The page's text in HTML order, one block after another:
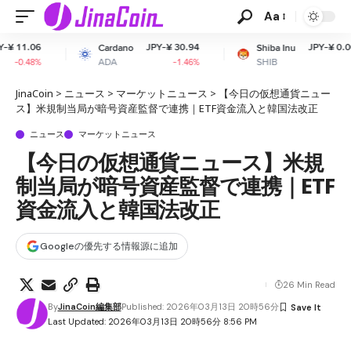
Aa
Cardano
ADA
JPY-¥ 30.94
-1.46%
Shiba Inu
SHIB
JPY-¥ 0.000728
-0.57%
JinaCoin > ニュース > マーケットニュース >
【今日の仮想通貨ニュー
ス】米規制当局が暗号資産監督で連携｜ETF資金流入と韓国法改正
ニュース マーケットニュース
【今日の仮想通貨ニュース】米規
制当局が暗号資産監督で連携｜ETF
資金流入と韓国法改正
Googleの優先する情報源に追加
Last Updated: 2026年03月13日 20時56分 8:56 PM
ByJinaCoin編集部Published: 2026年03月13日 20時56分
26 Min Read